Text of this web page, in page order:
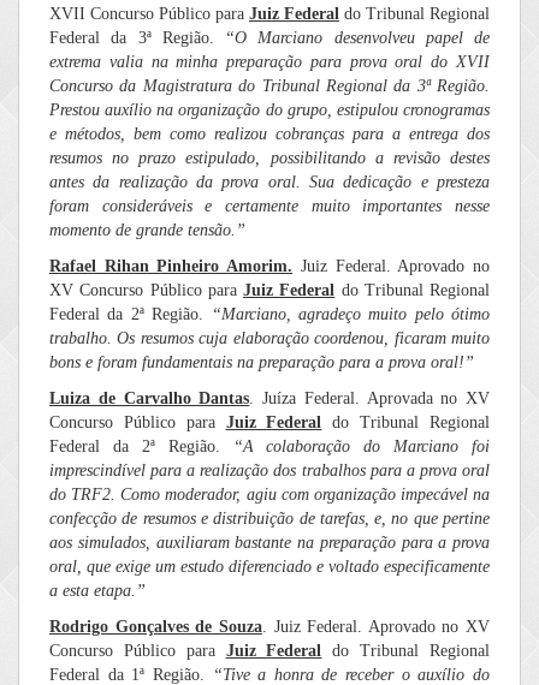
XVII Concurso Público para Juiz Federal do Tribunal Regional
Federal da 3ª Região.
“O Marciano desenvolveu papel de
extrema valia na minha preparação para prova oral do XVII
Concurso da Magistratura do Tribunal Regional da 3ª Região.
Prestou auxílio na organização do grupo, estipulou cronogramas
e métodos, bem como realizou cobranças para a entrega dos
resumos no prazo estipulado, possibilitando a revisão destes
antes da realização da prova oral. Sua dedicação e presteza
foram consideráveis e certamente muito importantes nesse
momento de grande tensão.”
Rafael Rihan Pinheiro Amorim. Juiz Federal. Aprovado no
XV Concurso Público para Juiz Federal do Tribunal Regional
Federal da 2ª Região.
“Marciano, agradeço muito pelo ótimo
trabalho. Os resumos cuja elaboração coordenou, ficaram muito
bons e foram fundamentais na preparação para a prova oral!”
Luiza de Carvalho Dantas. Juíza Federal. Aprovada no XV
Concurso Público para Juiz Federal do Tribunal Regional
Federal da 2ª Região.
“A colaboração do Marciano foi
imprescindível para a realização dos trabalhos para a prova oral
do TRF2. Como moderador, agiu com organização impecável na
confecção de resumos e distribuição de tarefas, e, no que pertine
aos simulados, auxiliaram bastante na preparação para a prova
oral, que exige um estudo diferenciado e voltado especificamente
a esta etapa.”
Rodrigo Gonçalves de Souza. Juiz Federal. Aprovado no XV
Concurso Público para Juiz Federal do Tribunal Regional
Federal da 1ª Região.
“Tive a honra de receber o auxílio do